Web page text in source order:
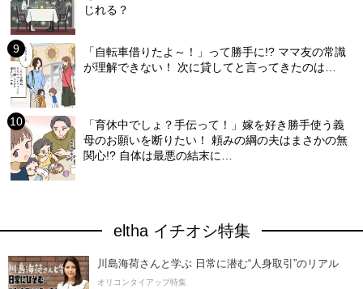
じれる？
「自転車借りたよ～！」って勝手に!? ママ友の常識
が理解できない！ 次に貸してと言ってきたのは…
「育休中でしょ？手伝って！」嫁を好き勝手使う義
母のお願いを断りたい！ 頼みの綱の夫はまさかの無
関心!? 自体は最悪の結末に…
eltha イチオシ特集
川島海荷さんと学ぶ 日常に潜む“人身取引”のリアル
オリコンタイアップ特集